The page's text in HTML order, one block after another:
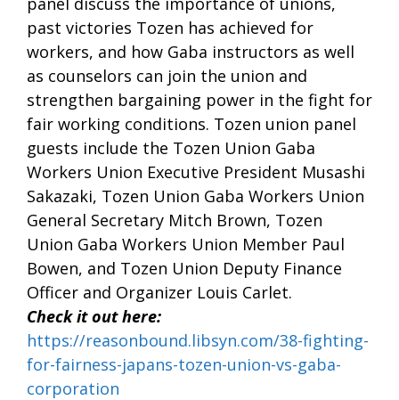
past victories Tozen has achieved for
workers, and how Gaba instructors as well
as counselors can join the union and
strengthen bargaining power in the fight for
fair working conditions. Tozen union panel
guests include the Tozen Union Gaba
Workers Union Executive President Musashi
Sakazaki, Tozen Union Gaba Workers Union
General Secretary Mitch Brown, Tozen
Union Gaba Workers Union Member Paul
Bowen, and Tozen Union Deputy Finance
Officer and Organizer Louis Carlet.
Check it out here:
https://reasonbound.libsyn.com/38-fighting-
for-fairness-japans-tozen-union-vs-gaba-
corporation